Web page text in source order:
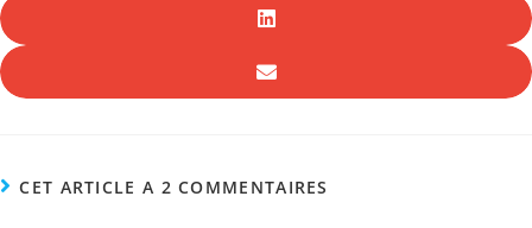
CET ARTICLE A 2 COMMENTAIRES